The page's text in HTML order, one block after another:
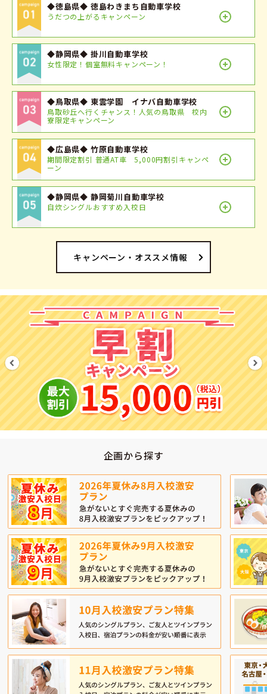
◆徳島県◆ 徳島わきまち自動車学校
うだつの上がるキャンペーン
◆静岡県◆ 掛川自動車学校
女性限定！個室無料キャンペーン！
◆鳥取県◆ 東雲学園 イナバ自動車学校
鳥取砂丘へ行くチャンス！人気の鳥取県 校内
寮限定キャンペーン
◆広島県◆ 竹原自動車学校
期間限定割引 普通AT車 5,000円割引キャンペ
ーン
◆静岡県◆ 静岡菊川自動車学校
自炊シングルおすすめ入校日
キャンペーン・オススメ情報
企画から探す